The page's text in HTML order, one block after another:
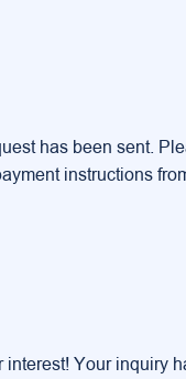
has been sent.
instructions
interest! Your inquiry